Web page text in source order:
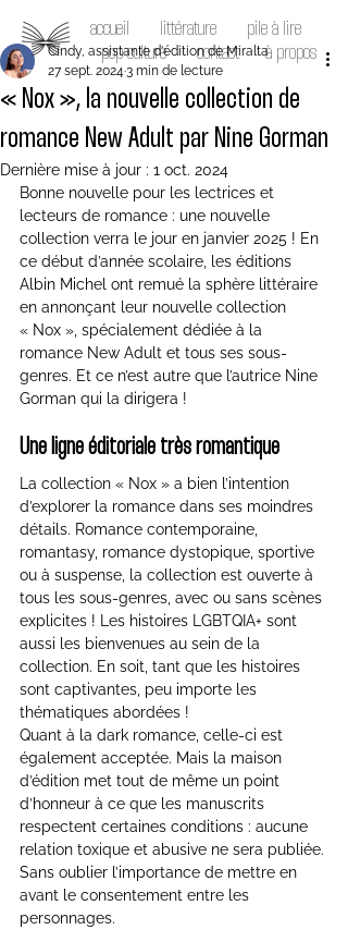
« Nox », la nouvelle collection de
romance New Adult par Nine Gorman
Cindy, assistante d'édition de Miralta
27 sept. 20243 min de lecture
Dernière mise à jour : 1 oct. 2024
Bonne nouvelle pour les lectrices et
lecteurs de romance : une nouvelle
collection verra le jour en janvier 2025 ! En
ce début d’année scolaire, les éditions
Albin Michel ont remué la sphère littéraire
en annonçant leur nouvelle collection
« Nox », spécialement dédiée à la
romance New Adult et tous ses sous-
genres. Et ce n’est autre que l’autrice Nine
Gorman qui la dirigera !
Une ligne éditoriale très romantique
La collection « Nox » a bien l’intention
d’explorer la romance dans ses moindres
détails. Romance contemporaine,
romantasy, romance dystopique, sportive
ou à suspense, la collection est ouverte à
tous les sous-genres, avec ou sans scènes
explicites ! Les histoires LGBTQIA+ sont
aussi les bienvenues au sein de la
collection. En soit, tant que les histoires
sont captivantes, peu importe les
thématiques abordées !
Quant à la dark romance, celle-ci est
également acceptée. Mais la maison
d’édition met tout de même un point
d’honneur à ce que les manuscrits
respectent certaines conditions : aucune
relation toxique et abusive ne sera publiée.
Sans oublier l’importance de mettre en
avant le consentement entre les
personnages.
accueil littérature
pile à lire
pop culture
contact à propos